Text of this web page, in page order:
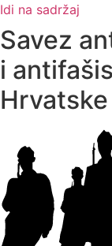
Idi na sadržaj
Savez
i
Hrvatske